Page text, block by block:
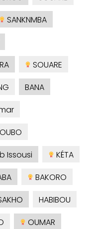
SANKNMBA
SOUARE
BANA
Issousi
KÉTA
BAKORO
HABIBOU
OUMAR